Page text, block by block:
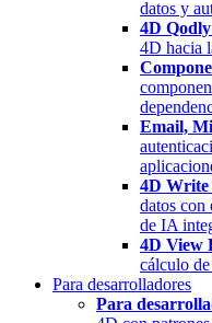
datos y
4D
4D hacia
Email,
4D Write
datos con
de IA
4D View
cálculo
Para desarrolladores
Para